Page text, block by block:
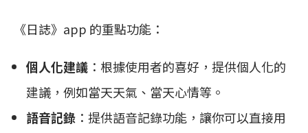
《日誌》app 的重點功能：
個人化建議 ：根據使用者的喜好，提供個人化的
建議，例如當天天氣、當天心情等。
語音記錄 ：提供語音記錄功能，讓你可以直接用